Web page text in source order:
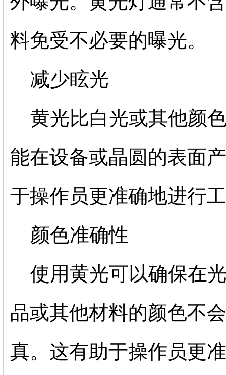
料免受不必要的曝光。
减少眩光
黄光比白光或其他颜
能在设备或晶圆的表面
于操作员更准确地进行
颜色准确性
使用黄光可以确保在
品或其他材料的颜色不
真。这有助于操作员更